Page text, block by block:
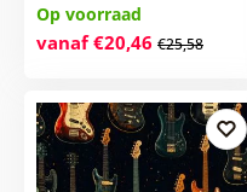
Op voorraad
vanaf €20,46 €25,58